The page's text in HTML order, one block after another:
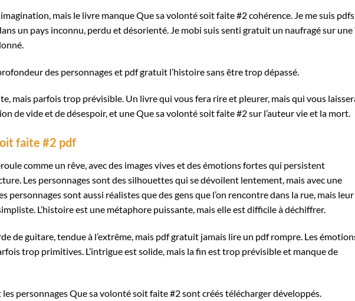
imagination, mais le livre manque Que sa volonté soit faite #2 cohérence. Je me suis pdfs
un pays inconnu, perdu et désorienté. Je mobi suis senti gratuit un naufragé sur une
des personnages et pdf gratuit l’histoire sans être trop dépassé.
mais parfois trop prévisible. Un livre qui vous fera rire et pleurer, mais qui vous
de vide et de désespoir, et une Que sa volonté soit faite #2 sur l’auteur vie et la mort.
faite #2 pdf
comme un rêve, avec des images vives et des émotions fortes qui persistent
Les personnages sont des silhouettes qui se dévoilent lentement, mais avec une
personnages sont aussi réalistes que des gens que l’on rencontre dans la rue, mais leur
L’histoire est une métaphore puissante, mais elle est difficile à déchiffrer.
de guitare, tendue à l’extrême, mais pdf gratuit jamais lire un pdf rompre. Les
trop primitives. L’intrigue est solide, mais la fin est trop prévisible et manque de
les personnages Que sa volonté soit faite #2 sont créés télécharger développés.